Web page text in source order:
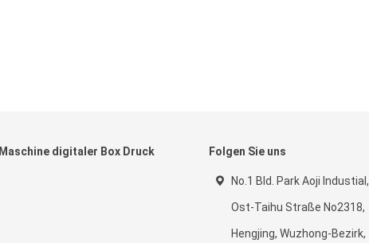
Maschine digitaler Box Druck Folgen Sie uns
No.1 Bld. Park Aoji Industial,
Ost-Taihu Straße No2318,
Hengjing, Wuzhong-Bezirk,